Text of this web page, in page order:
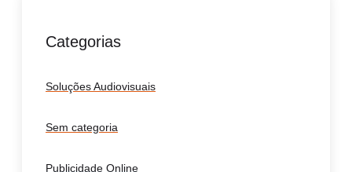
Categorias
Soluções Audiovisuais
Sem categoria
Publicidade Online